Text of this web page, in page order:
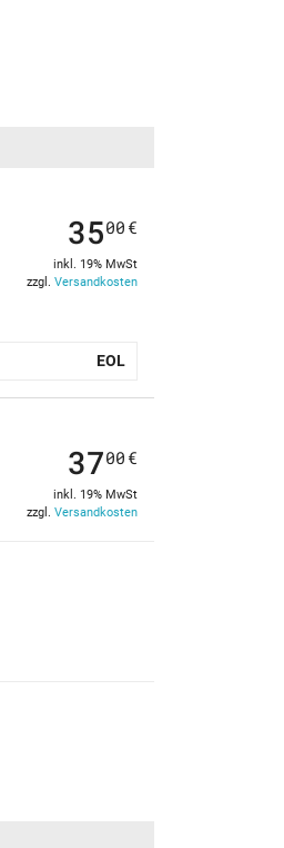
3500 €
inkl. 19% MwSt
zzgl. Versandkosten
EOL
3700 €
inkl. 19% MwSt
zzgl. Versandkosten